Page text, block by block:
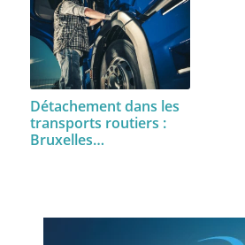
Détachement dans les
transports routiers :
Bruxelles…